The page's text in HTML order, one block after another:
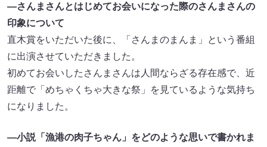
—さんまさんとはじめてお会いになった際のさんまさんの
印象について
直木賞をいただいた後に、「さんまのまんま」という番組
に出演させていただきました。
初めてお会いしたさんまさんは人間ならざる存在感で、近
距離で「めちゃくちゃ大きな祭」を見ているような気持ち
になりました。
—小説「漁港の肉子ちゃん」をどのような思いで書かれま